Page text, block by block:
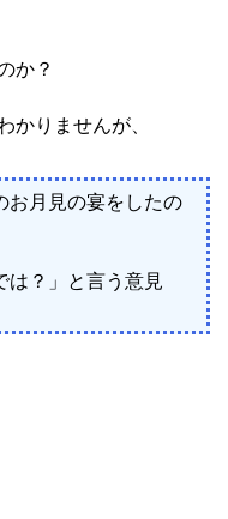
か？
かりませんが、
お月見の宴をしたの
は？」と言う意見